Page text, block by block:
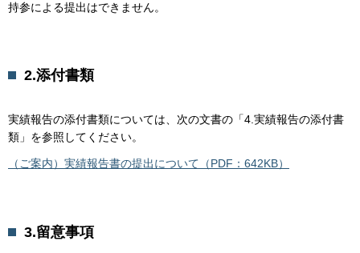
持参による提出はできません。
2.添付書類
実績報告の添付書類については、次の文書の「4.実績報告の添付書
類」を参照してください。
（ご案内）実績報告書の提出について（PDF：642KB）
3.留意事項